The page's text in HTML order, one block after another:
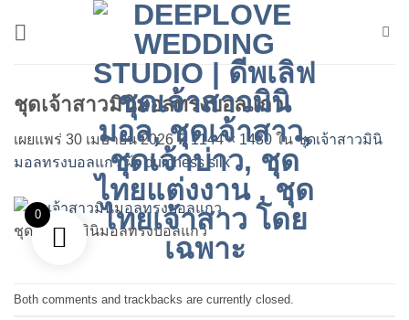
ชุดเจ้าสาวมินิมอลทรงบอลแกว
เผยแพร่ 30 เมษายน 2026ที่1144 × 1430 ในชุดเจ้าสาวมินิ
มอลทรงบอลแกว ผ้า durchess silk
ชุดเจ้าสาวมินิมอลทรงบอลแกว
Both comments and trackbacks are currently closed.
0